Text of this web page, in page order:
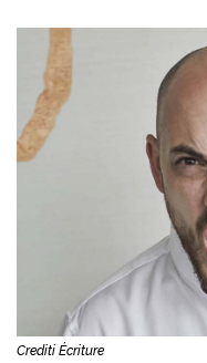
Crediti Écriture